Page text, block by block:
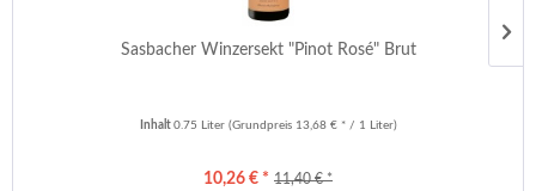
Sasbacher Winzersekt "Pinot Rosé" Brut
Inhalt 0.75 Liter (Grundpreis 13,68 € * / 1 Liter)
10,26 € * 11,40 € *